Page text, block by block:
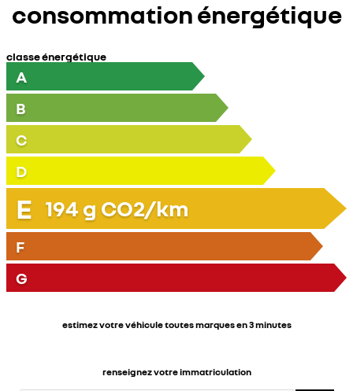
consommation énergétique
classe énergétique
A
B
C
D
E 194 g CO2/km
F
G
estimez votre véhicule toutes marques en 3 minutes
renseignez votre immatriculation